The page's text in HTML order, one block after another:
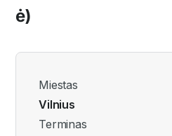
ė)
Miestas
Vilnius
Terminas